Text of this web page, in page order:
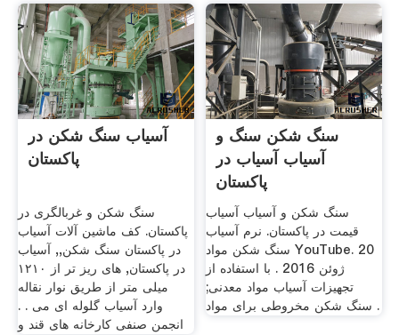
آسیاب سنگ شکن در
پاکستان
سنگ شکن و غربالگری در
پاکستان. کف ماشین آلات آسیاب
در پاکستان سنگ شکن,, آسیاب
در پاکستان, های ریز تر از ۱۲۱۰
میلی متر از طریق نوار نقاله
وارد آسیاب گلوله ای می . .
انجمن صنفی کارخانه های قند و
سنگ شکن سنگ و
آسیاب آسیاب در
پاکستان
سنگ شکن و آسیاب آسیاب
قیمت در پاکستان. نرم آسیاب
سنگ شکن مواد YouTube. 20
ژوئن 2016 . با استفاده از
تجهیزات آسیاب مواد معدنی;
سنگ شکن مخروطی برای مواد .